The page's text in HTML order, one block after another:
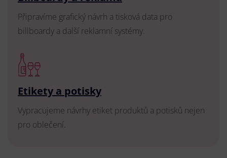
Připravíme grafický návrh a tisková data pro
billboardy a další reklamní systémy.
Etikety a potisky
Vypracujeme návrhy etiket produktů a potisků nejen
pro oblečení.